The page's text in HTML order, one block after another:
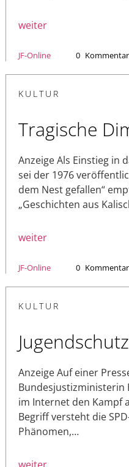
weiter
JF-Online 0
KULTUR
Tragische
Anzeige Als Einstieg in
sei der 1976
dem Nest gefallen“
„Geschichten aus
weiter
JF-Online 0
KULTUR
Jugendschutz
Anzeige Auf einer
Bundesjustizministerin
im Internet den Kampf
Begriff versteht die
Phänomen,…
weiter